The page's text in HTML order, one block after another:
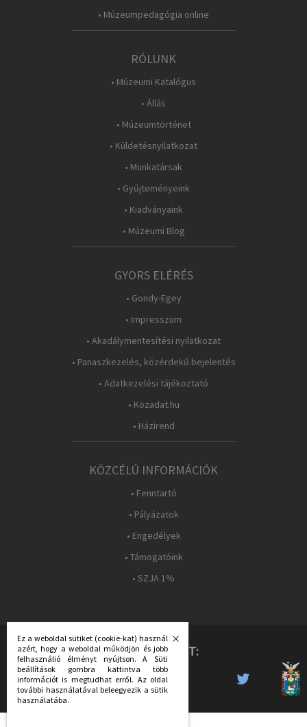
• Múzeumpedagógia online
RÓLUNK
• Múzeumi Katalógus
• Állás
• Múzeumtörténet
• Küldetésnyilatkozat
• Munkatársak
• Gyűjteményeink
• Kiadványaink
• Múzeumi Blog
GYORS ELÉRÉS
• Gondy-Egey
• Impresszum
• Akadálymentesítési nyilatkozat
• Panaszkezelés, közérdekű bejelentés
• Adatkezelési tájékoztató
• Közadat.hu
• Házirend
KÖZCÉLÚ INFORMÁCIÓK
• Fenntartó
• Pályázatok
• Engedélyek
• Támogatóink
• SZJA 1%
KÖVESS MINKET:
Ez a weboldal sütiket (cookie-kat) használ
azért, hogy a weboldal működjön és jobb
felhasználió élményt nyújtson. A Süti
beállítások gombra kattintva több
információt is megtudhat erről. Az oldal
további használatával beleegyezik a sütik
használatába.